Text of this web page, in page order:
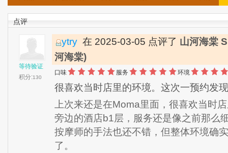
点评
等待验证
积分:130
ytry 在 2025-03-05 点评了 山河海棠
河海棠)
口味 服务 环境
很喜欢当时店里的环境。这次一预约发
上次来还是在Moma里面，很喜欢当时
旁边的酒店b1层，服务还是像之前那么
按摩师的手法也还不错，但整体环境确
了。